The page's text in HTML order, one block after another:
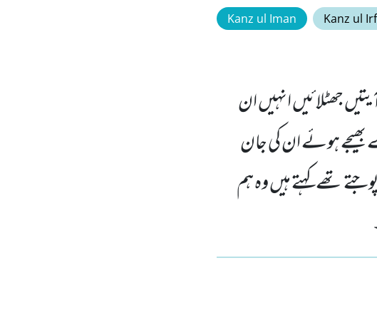
Kanz ul Iman Kanz ul
جھٹلائیں انہیں ان
ہوئے ان کی جان
تھے کہتے ہیں وہ ہم